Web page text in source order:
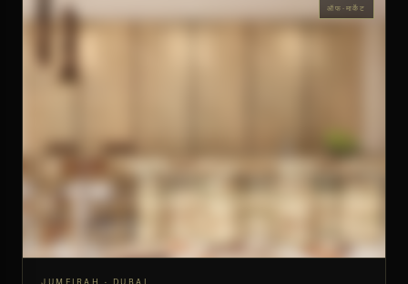
ऑफ-मार्केट
JUMEIRAH · DUBAI